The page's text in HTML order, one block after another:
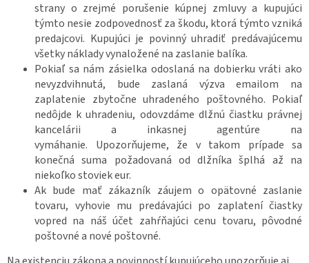
strany o zrejmé porušenie kúpnej zmluvy a kupujúci
týmto nesie zodpovednosť za škodu, ktorá týmto vzniká
predajcovi. Kupujúci je povinný uhradiť predávajúcemu
všetky náklady vynaložené na zaslanie balíka.
Pokiaľ sa nám zásielka odoslaná na dobierku vráti ako
nevyzdvihnutá, bude zaslaná výzva emailom na
zaplatenie zbytočne uhradeného poštovného. Pokiaľ
nedôjde k uhradeniu, odovzdáme dlžnú čiastku právnej
kancelárii a inkasnej agentúre na
vymáhanie. Upozorňujeme, že v takom prípade sa
konečná suma požadovaná od dlžníka šplhá až na
niekoľko stoviek eur.
Ak bude mať zákazník záujem o opätovné zaslanie
tovaru, vyhovie mu predávajúci po zaplatení čiastky
vopred na náš účet zahŕňajúci cenu tovaru, pôvodné
poštovné a nové poštovné.